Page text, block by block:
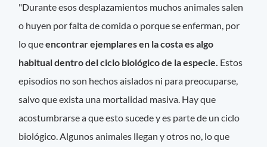
"Durante esos desplazamientos muchos animales salen
o huyen por falta de comida o porque se enferman, por
lo queencontrar ejemplares en la costa es algo
habitual dentro del ciclo biológico de la especie. Estos
episodios no son hechos aislados ni para preocuparse,
salvo que exista una mortalidad masiva. Hay que
acostumbrarse a que esto sucede y es parte de un ciclo
biológico. Algunos animales llegan y otros no, lo que